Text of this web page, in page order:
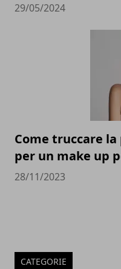
29/05/2024
Come truccare
per un make up
28/11/2023
CATEGORIE